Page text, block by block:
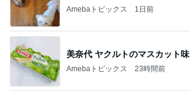
Amebaトピックス 1日前
美奈代 ヤクルトのマスカット味
Amebaトピックス 23時間前